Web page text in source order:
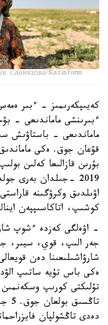
Саниязова/Kazinform
كەيىپكەرىمىز - ءبىر
ءبىرىنشى ماماندىعى -
ماماندىعى - باستاۋىش
بۇرىن قازالىعا كەلىن
2019 -جىلدان بەرى
اۋىلدىق وكرۋگىنە
كوشىپ، اتاكاسىپپەن
- اۋەلگى كەزدە ءشوپ
جەر الىپ، قوي، سيىر،
شارۋاشىلىعىنا دەن
ەكى باس تۇيە ساتىپ
تۇلىكتى كورىپ
دەدى تاڭشولپان